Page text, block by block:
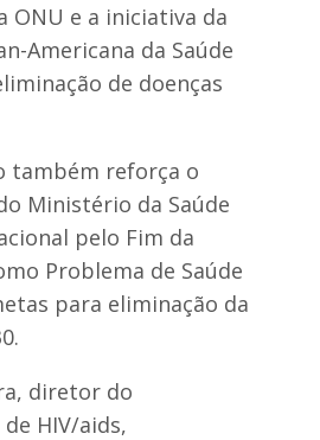
ONU e a iniciativa da
Americana da Saúde
de doenças
também reforça o
Ministério da Saúde
pelo Fim da
Problema de Saúde
para eliminação da
diretor do
HIV/aids,